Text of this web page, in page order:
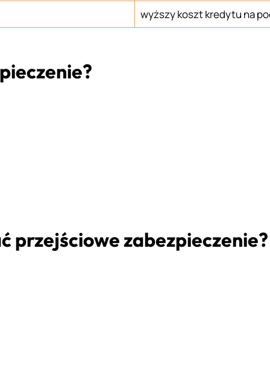
wyższy koszt kredytu na
przejściowe zabezpieczenie?